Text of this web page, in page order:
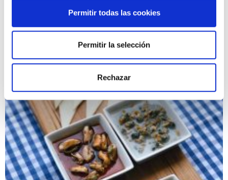
Permitir todas las cookies
Permitir la selección
Rechazar
ARTÍCULOS RELACIONADOS